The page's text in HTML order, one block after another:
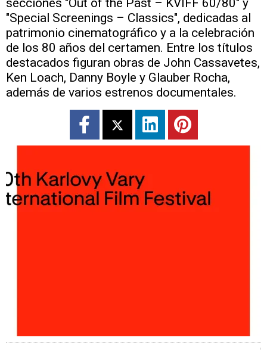
"Special Screenings – Classics", dedicadas al
patrimonio cinematográfico y a la celebración
de los 80 años del certamen. Entre los títulos
destacados figuran obras de John Cassavetes,
Ken Loach, Danny Boyle y Glauber Rocha,
además de varios estrenos documentales.